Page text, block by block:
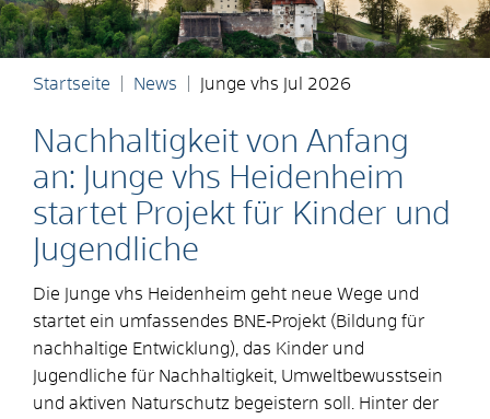
Startseite News Junge vhs Jul 2026
Nachhaltigkeit von Anfang
an: Junge vhs Heidenheim
startet Projekt für Kinder und
Jugendliche
Die Junge vhs Heidenheim geht neue Wege und
startet ein umfassendes BNE‑Projekt (Bildung für
nachhaltige Entwicklung), das Kinder und
Jugendliche für Nachhaltigkeit, Umweltbewusstsein
und aktiven Naturschutz begeistern soll. Hinter der